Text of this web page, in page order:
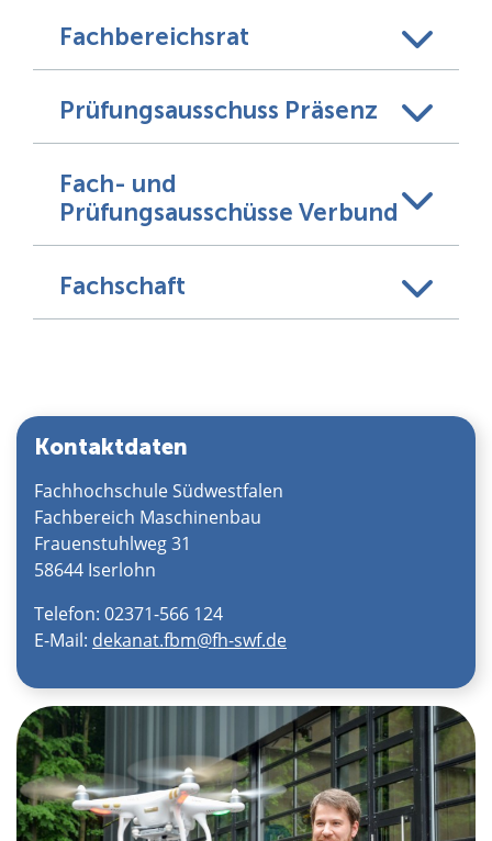
Fachbereichsrat
Prüfungsausschuss Präsenz
Fach- und
Prüfungsausschüsse Verbund
Fachschaft
Kontaktdaten
Fachhochschule Südwestfalen
Fachbereich Maschinenbau
Frauenstuhlweg 31
58644 Iserlohn
Telefon: 02371-566 124
E-Mail: dekanat.fbm@fh-swf.de